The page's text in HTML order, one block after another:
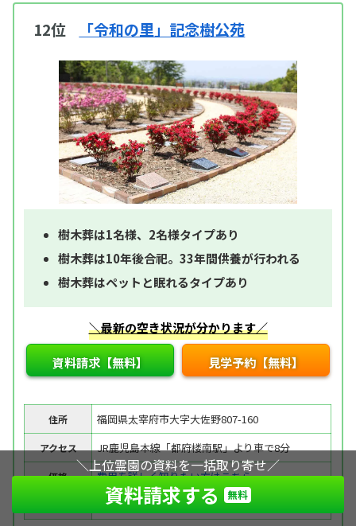
12位 「令和の里」記念樹公苑
樹木葬は1名様、2名様タイプあり
樹木葬は10年後合祀。33年間供養が行われる
樹木葬はペットと眠れるタイプあり
＼最新の空き状況が分かります／
資料請求【無料】 見学予約【無料】
住所 福岡県太宰府市大字大佐野807-160
アクセス JR鹿児島本線「都府楼南駅」より車で8分
価格 費用を詳しく知りたい方はこちら
可
＼上位霊園の資料を一括取り寄せ／
資料請求する 無料